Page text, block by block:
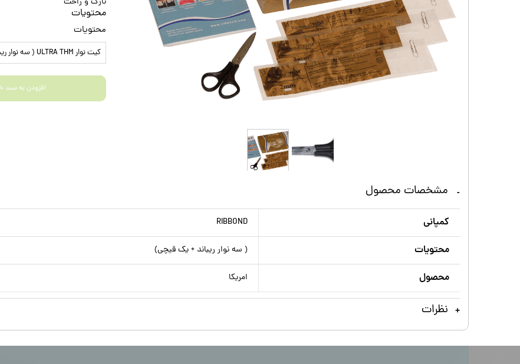
محتویات
محتویات
کیت نوار ULTRA THM ( سه نوار ریباند + یک قیچی)
افزودن به سبد
مشخصات محصول
کمپانی RIBBOND
محتويات ( سه نوار ریباند + یک قیچی)
محصول امریکا
نظرات